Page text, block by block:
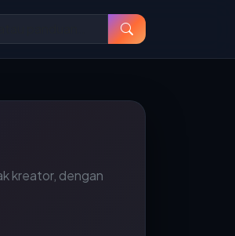
kreator, dengan